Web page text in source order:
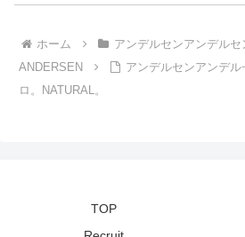
ホーム
アンデルセンアンデル
ANDERSEN
アンデルセンアンデ
ロ。NATURAL。
TOP